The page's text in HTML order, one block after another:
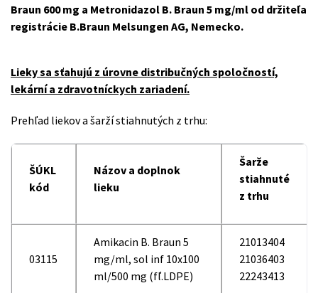
Braun 600 mg a Metronidazol B. Braun 5 mg/ml od držiteľa
registrácie B.Braun Melsungen AG, Nemecko.
Lieky sa sťahujú z úrovne distribučných spoločností,
lekární a zdravotníckych zariadení.
Prehľad liekov a šarží stiahnutých z trhu:
ŠÚKL
kód
Názov a doplnok
lieku
Šarže
stiahnuté
z trhu
03115
Amikacin B. Braun 5
mg/ml, sol inf 10x100
ml/500 mg (fľ.LDPE)
21013404
21036403
22243413